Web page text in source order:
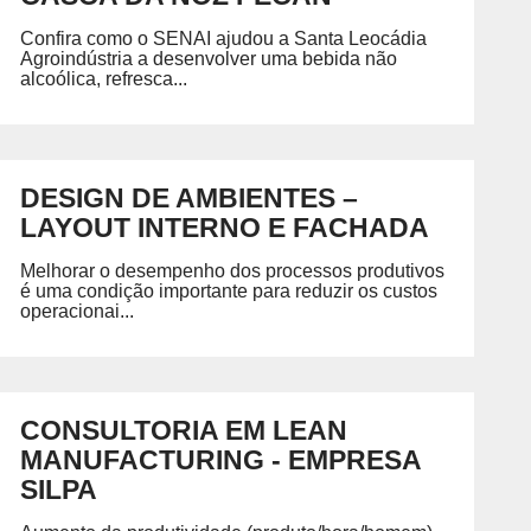
habilitando você para
SENAI PORTAL DO ALUNO
Portal do Aluno
PORTAL DO
Portal do Docente
Petróleo, Gás e Energia
Química e Meio Ambiente
REGIMENTO
Acesse o regimento do SENAI/RS.
Confira como o SENAI ajudou a Santa Leocádia
Agroindústria a desenvolver uma bebida não
alcoólica, refresca...
DESIGN DE AMBIENTES –
LAYOUT INTERNO E FACHADA
Melhorar o desempenho dos processos produtivos
é uma condição importante para reduzir os custos
operacionai...
CONSULTORIA EM LEAN
MANUFACTURING - EMPRESA
SILPA